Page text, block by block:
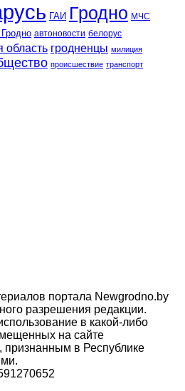
ГАИ Гродно МЧС
автоновости белорус
область гродненцы милиция
происшествие транспорт
портала Newgrodno.by
разрешения редакции.
в какой-либо
на сайте
признанным в Республике